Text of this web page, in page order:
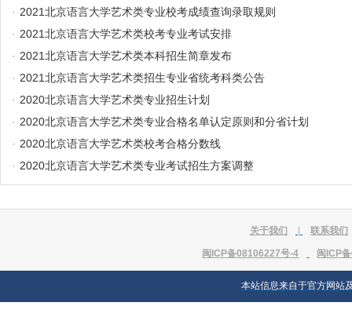
· 2021北京语言大学艺术类专业校考成绩查询录取规则
· 2021北京语言大学艺术类校考专业考试安排
· 2021北京语言大学艺术类本科招生简章发布
· 2021北京语言大学艺术类招生专业省统考科类公告
· 2020北京语言大学艺术类专业招生计划
· 2020北京语言大学艺术类专业合格名单认定原则和分省计划
· 2020北京语言大学艺术类校考合格分数线
· 2020北京语言大学艺术类专业考试招生方案调整
关于我们 联系我们
闽ICP备08106227号-4 闽ICP
本站信息来自于官方网站